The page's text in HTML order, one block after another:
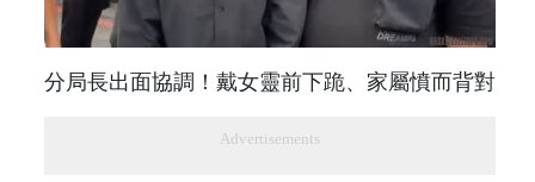
分局長出面協調！戴女靈前下跪、家屬憤而背對
Advertisements